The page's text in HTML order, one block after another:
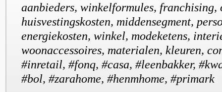
aanbieders, winkelformules, franchising,
huisvestingskosten, middensegment,
energiekosten, winkel, modeketens,
woonaccessoires, materialen, kleuren,
#inretail, #fonq, #casa, #leenbakker,
#bol, #zarahome, #henmhome, #primark